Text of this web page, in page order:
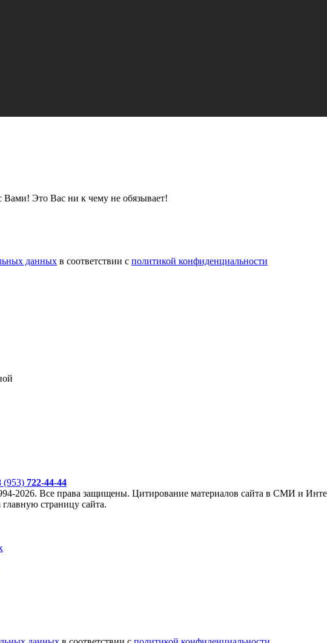
Вами! Это Вас ни к чему не обязывает!
данных в соответствии с политикой конфиденциальности
(953) 722-44-44
2026. Все права защищены. Цитирование материалов сайта в СМИ и
страницу сайта.